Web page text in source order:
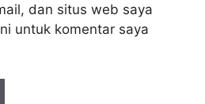
dan situs web saya
untuk komentar saya